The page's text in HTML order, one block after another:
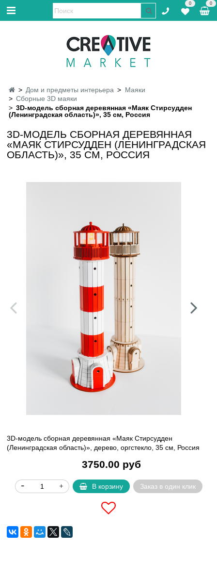
0 0
Дом и предметы интерьера
Маяки
Сборные 3D маяки
3D-модель сборная деревянная «Маяк Стирсудден
(Ленинградская область)», 35 см, Россия
3D-МОДЕЛЬ СБОРНАЯ ДЕРЕВЯННАЯ
«МАЯК СТИРСУДДЕН (ЛЕНИНГРАДСКАЯ
ОБЛАСТЬ)», 35 СМ, РОССИЯ
3D-модель сборная деревянная «Маяк Стирсудден
(Ленинградская область)», дерево, оргстекло, 35 см, Россия
3750.00 руб
В корзину Заказ в один клик